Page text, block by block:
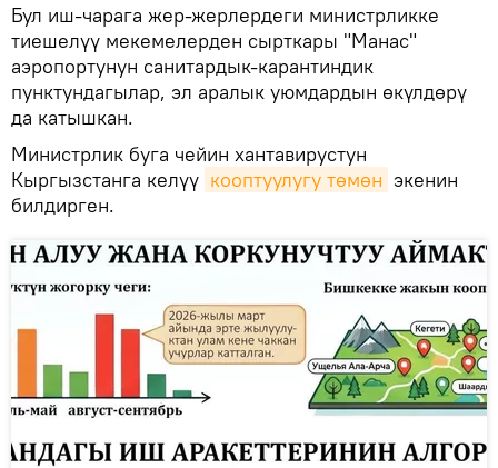
Бул иш-чарага жер-жерлердеги министрликке
тиешелүү мекемелерден сырткары "Манас"
аэропортунун санитардык-карантиндик
пунктундагылар, эл аралык уюмдардын өкүлдөрү
да катышкан.
Министрлик буга чейин хантавирустун
Кыргызстанга келүү кооптуулугу төмөн экенин
билдирген.